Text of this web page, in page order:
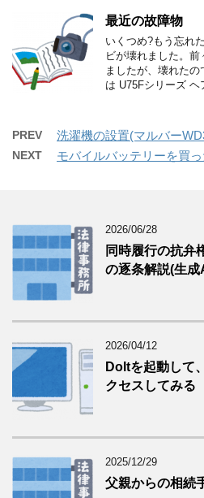
最近の故障物
いくつめ?もう忘れ
ビが壊れました。
ましたが、壊れた
は U75Fシリーズ ヘ
PREV 洗濯機の設置(マルバー
NEXT モバイルバッテリーを買っ
2026/06/28
同時履行の抗弁
の逐条解説(生成
2026/04/12
Doltを起動して
クセスしてみる
2025/12/29
父親からの相続